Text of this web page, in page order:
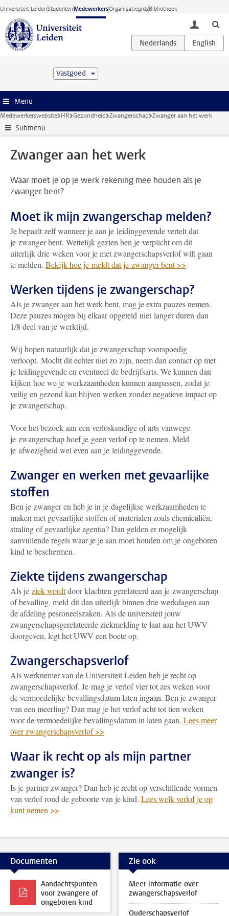
Ga direct naar de inhoud
Universiteit LeidenStudentenMedewerkersOrganisatiegidsBibliotheek
toggle
Vastgoed
Menu
Medewerkerswebsite HR Gezondheid Zwangerschap Zwanger aan het werk
Submenu
Zwanger aan het werk
Waar moet je op je werk rekening mee houden als je
zwanger bent?
Moet ik mijn zwangerschap melden?
Je bepaalt zelf wanneer je aan je leidinggevende vertelt dat
je zwanger bent. Wettelijk gezien ben je verplicht om dit
uiterlijk drie weken voor je met zwangerschapsverlof wilt gaan
te melden. Bekijk hoe je meldt dat je zwanger bent >>
Werken tijdens je zwangerschap?
Als je zwanger aan het werk bent, mag je extra pauzes nemen.
Deze pauzes mogen bij elkaar opgeteld niet langer duren dan
1/8 deel van je werktijd.
Wij hopen natuurlijk dat je zwangerschap voorspoedig
verloopt. Mocht dit echter niet zo zijn, neem dan contact op met
je leidinggevende en eventueel de bedrijfsarts. We kunnen dan
kijken hoe we je werkzaamheden kunnen aanpassen, zodat je
veilig en gezond kan blijven werken zonder negatieve impact op
je zwangerschap.
Voor het bezoek aan een verloskundige of arts vanwege
je zwangerschap hoef je geen verlof op te nemen. Meld
je afwezigheid wel even aan je leidinggevende.
Zwanger en werken met gevaarlijke
stoffen
Ben je zwanger en heb je in je dagelijkse werkzaamheden te
maken met gevaarlijke stoffen of materialen zoals chemicaliën,
straling of gevaarlijke agentia? Dan gelden er mogelijk
aanvullende regels waar je je aan moet houden om je ongeboren
kind te beschermen.
Ziekte tijdens zwangerschap
Als je ziek wordtdoor klachten gerelateerd aan je zwangerschap
of bevalling, meld dit dan uiterlijk binnen drie werkdagen aan
de afdeling pesroneelszaken. Als de universiteit jouw
zwangerschapsgerelateerde ziekmelding te laat aan het UWV
doorgeven, legt het UWV een boete op.
Zwangerschapsverlof
Als werknemer van de Universiteit Leiden heb je recht op
zwangerschapsverlof. Je mag je verlof vier tot zes weken voor
de vermoedelijke bevallingsdatum laten ingaan. Ben je zwanger
van een meerling? Dan mag je het verlof acht tot tien weken
voor de vermoedelijke bevallingsdatum in laten gaan. Lees meer
over zwangerschapsverlof >>
Waar ik recht op als mijn partner
zwanger is?
Is je partner zwanger? Dan heb je recht op verschillende vormen
van verlof rond de geboorte van je kind. Lees welk verlof je op
kunt nemen >>
Documenten
Aandachtspunten
voor zwangere of
ongeboren kind
Zie ook
Meer informatie over
zwangerschapsverlof
Ouderschapsverlof